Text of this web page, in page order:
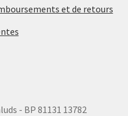
et de retours
- BP 81131 13782